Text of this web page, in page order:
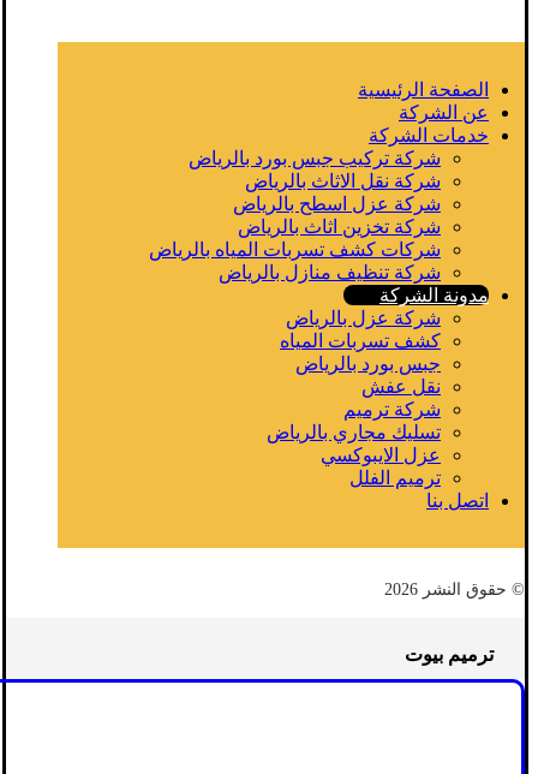
الصفحة الرئيسية
عن الشركة
خدمات الشركة
شركة تركيب جبس بورد بالرياض
شركة نقل الاثاث بالرياض
شركة عزل اسطح بالرياض
شركة تخزين اثاث بالرياض
شركات كشف تسربات المياه بالرياض
شركة تنظيف منازل بالرياض
مدونة الشركة
شركة عزل بالرياض
كشف تسربات المياه
جبس بورد بالرياض
نقل عفش
شركة ترميم
تسليك مجاري بالرياض
عزل الايبوكسي
ترميم الفلل
اتصل بنا
© حقوق النشر 2026
ترميم بيوت